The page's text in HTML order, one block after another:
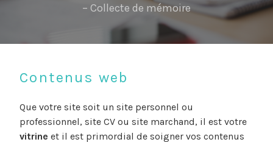
– Collecte de mémoire
Contenus web
Que votre site soit un site personnel ou
professionnel, site CV ou site marchand, il est votre
vitrine et il est primordial de soigner vos contenus